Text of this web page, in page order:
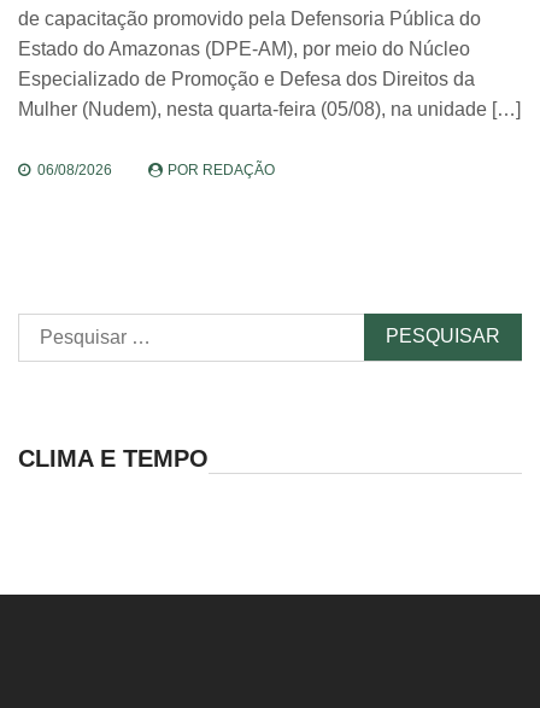
de capacitação promovido pela Defensoria Pública do
Estado do Amazonas (DPE-AM), por meio do Núcleo
Especializado de Promoção e Defesa dos Direitos da
Mulher (Nudem), nesta quarta-feira (05/08), na unidade […]
06/08/2026 POR REDAÇÃO
Pesquisar
por:
CLIMA E TEMPO